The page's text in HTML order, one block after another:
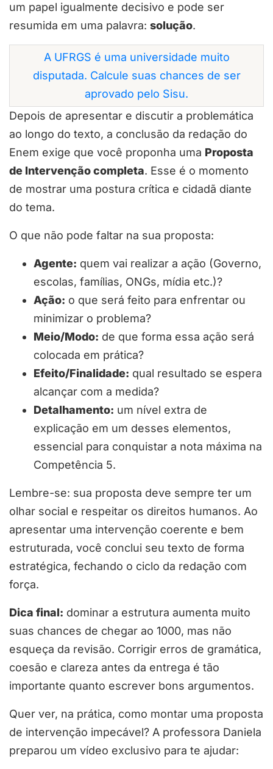
um papel igualmente decisivo e pode ser
resumida em uma palavra: solução.
A UFRGS é uma universidade muito
disputada. Calcule suas chances de ser
aprovado pelo Sisu.
Depois de apresentar e discutir a problemática
ao longo do texto, a conclusão da redação do
Enem exige que você proponha uma Proposta
de Intervenção completa. Esse é o momento
de mostrar uma postura crítica e cidadã diante
do tema.
O que não pode faltar na sua proposta:
Agente: quem vai realizar a ação (Governo,
escolas, famílias, ONGs, mídia etc.)?
Ação: o que será feito para enfrentar ou
minimizar o problema?
Meio/Modo: de que forma essa ação será
colocada em prática?
Efeito/Finalidade: qual resultado se espera
alcançar com a medida?
Detalhamento: um nível extra de
explicação em um desses elementos,
essencial para conquistar a nota máxima na
Competência 5.
Lembre-se: sua proposta deve sempre ter um
olhar social e respeitar os direitos humanos. Ao
apresentar uma intervenção coerente e bem
estruturada, você conclui seu texto de forma
estratégica, fechando o ciclo da redação com
força.
Dica final: dominar a estrutura aumenta muito
suas chances de chegar ao 1000, mas não
esqueça da revisão. Corrigir erros de gramática,
coesão e clareza antes da entrega é tão
importante quanto escrever bons argumentos.
Quer ver, na prática, como montar uma proposta
de intervenção impecável? A professora Daniela
preparou um vídeo exclusivo para te ajudar: